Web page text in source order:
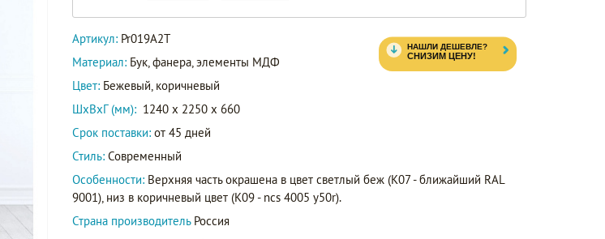
Артикул: Pr019A2T
Материал: Бук, фанера, элементы МДФ
Цвет: Бежевый, коричневый
ШxВxГ (мм): 1240 x 2250 x 660
Срок поставки: от 45 дней
Стиль: Современный
Особенности: Верхняя часть окрашена в цвет светлый беж (K07 - ближайший RAL
9001), низ в коричневый цвет (K09 - ncs 4005 y50r).
Страна производитель Россия